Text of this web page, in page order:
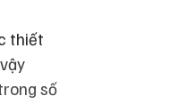
thiết
số